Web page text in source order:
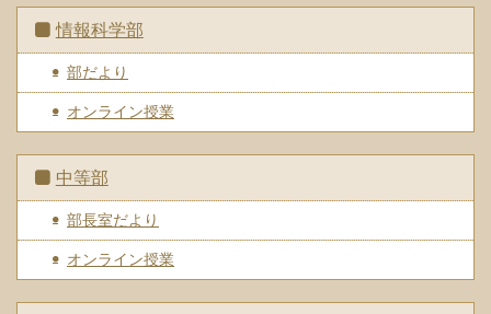
情報科学部
部だより
オンライン授業
中等部
部長室だより
オンライン授業